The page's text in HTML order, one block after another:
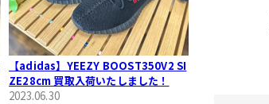
【adidas】YEEZY BOOST350V2 SI
ZE28cm 買取入荷いたしました！
2023.06.30